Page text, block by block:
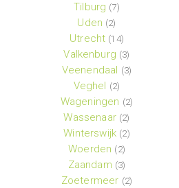
Tilburg (7)
Uden (2)
Utrecht (14)
Valkenburg (3)
Veenendaal (3)
Veghel (2)
Wageningen (2)
Wassenaar (2)
Winterswijk (2)
Woerden (2)
Zaandam (3)
Zoetermeer (2)